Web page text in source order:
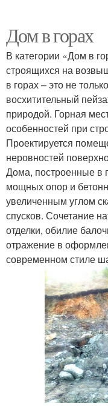
Дом в горах
В категории «Дом в
строящихся на
в горах – это не
восхитительный
природой. Горная
особенностей при
Проектируется
неровностей
Дома, построенные в
мощных опор и
увеличенным углом
спусков. Сочетание
отделки, обилие
отражение в
современном стиле